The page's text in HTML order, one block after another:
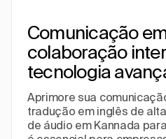
Comunicação
colaboração
tecnologia
Aprimore sua
tradução em inglês de
de áudio em Kannada